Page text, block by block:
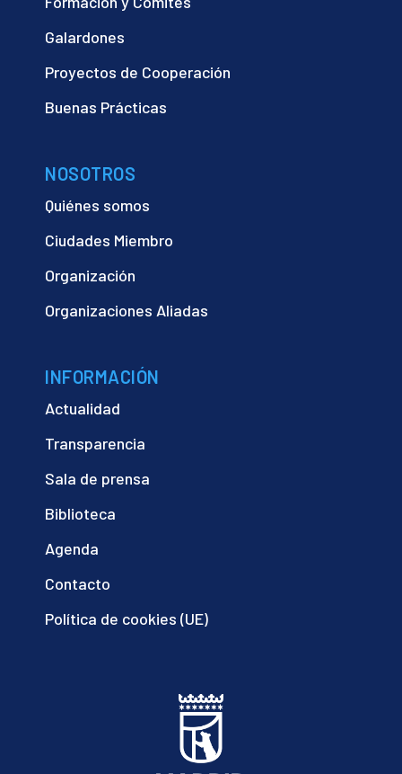
Galardones
Proyectos de Cooperación
Buenas Prácticas
NOSOTROS
Quiénes somos
Ciudades Miembro
Organización
Organizaciones Aliadas
INFORMACIÓN
Actualidad
Transparencia
Sala de prensa
Biblioteca
Agenda
Contacto
Política de cookies (UE)